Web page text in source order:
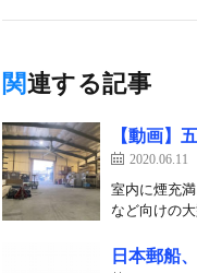
関連する記事
【動画】
2020.06.11
室内に煙充
など向けの
日本郵船